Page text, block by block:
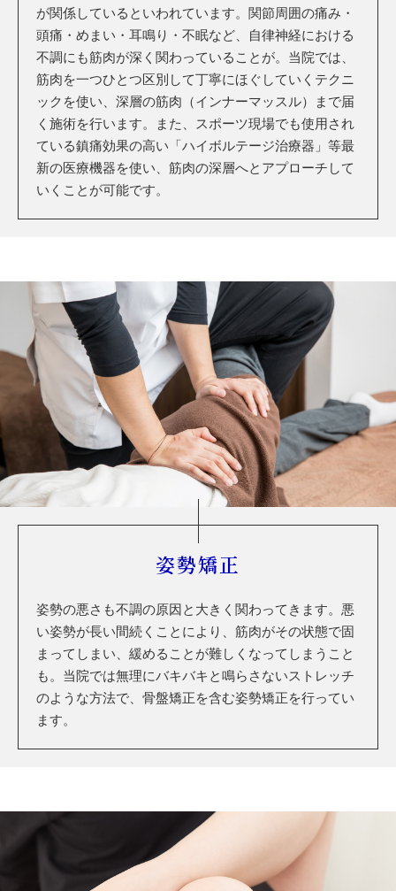
が関係しているといわれています。関節周囲の痛み・
頭痛・めまい・耳鳴り・不眠など、自律神経における
不調にも筋肉が深く関わっていることが。当院では、
筋肉を一つひとつ区別して丁寧にほぐしていくテクニ
ックを使い、深層の筋肉（インナーマッスル）まで届
く施術を行います。また、スポーツ現場でも使用され
ている鎮痛効果の高い「ハイボルテージ治療器」等最
新の医療機器を使い、筋肉の深層へとアプローチして
いくことが可能です。
姿勢矯正
姿勢の悪さも不調の原因と大きく関わってきます。悪
い姿勢が長い間続くことにより、筋肉がその状態で固
まってしまい、緩めることが難しくなってしまうこと
も。当院では無理にバキバキと鳴らさないストレッチ
のような方法で、骨盤矯正を含む姿勢矯正を行ってい
ます。